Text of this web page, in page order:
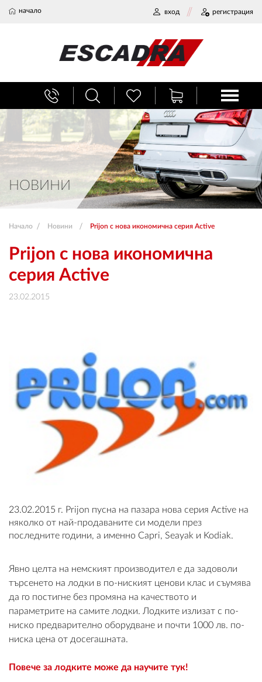
начало вход регистрация
НОВИНИ
Начало Новини Prijon с нова икономична серия Active
Prijon с нова икономична
серия Active
23.02.2015
23.02.2015 г. Prijon пусна на пазара нова серия Active на
няколко от най-продаваните си модели през
последните години, а именно Capri, Seayak и Kodiak.
Явно целта на немският производител е да задоволи
търсенето на лодки в по-ниският ценови клас и съумява
да го постигне без промяна на качеството и
параметрите на самите лодки. Лодките излизат с по-
ниско предварително оборудване и почти 1000 лв. по-
ниска цена от досегашната.
Повече за лодките може да научите тук!
БАГАЖНИЦИ
ТЕГЛИЧ ЗА КОЛА
ВЕРИГИ ЗА СНЯГ
ХЛАДИЛНИ ЧАНТИ
OUTLET
Количка
0 продукта
Вход
ВХОД
РЕГИСТРАЦИЯ
КОНТАКТИ
ОБЩИ УСЛОВИЯ